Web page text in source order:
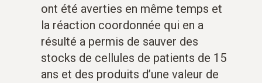
ont été averties en même temps et
la réaction coordonnée qui en a
résulté a permis de sauver des
stocks de cellules de patients de 15
ans et des produits d’une valeur de